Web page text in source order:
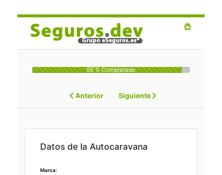
Anterior
95 % Completado
Siguiente
Datos de la Autocaravana
Marca: